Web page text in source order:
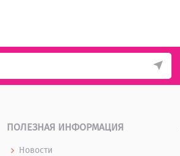
ПОЛЕЗНАЯ ИНФОРМАЦИЯ
Новости